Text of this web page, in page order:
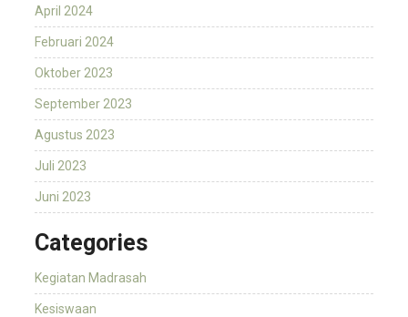
April 2024
Februari 2024
Oktober 2023
September 2023
Agustus 2023
Juli 2023
Juni 2023
Categories
Kegiatan Madrasah
Kesiswaan